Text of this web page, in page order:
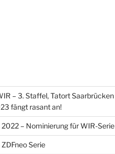
– 3. Staffel, Tatort Saarbrücken
fängt rasant an!
– Nominierung für WIR-Serie
Serie